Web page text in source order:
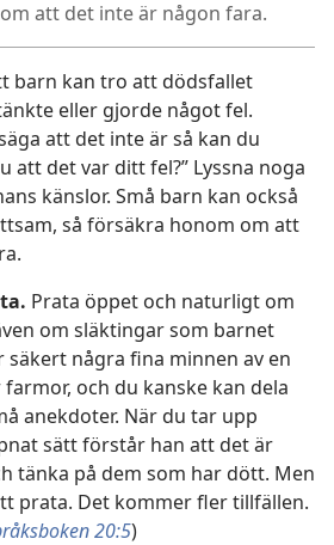
att det inte är någon fara.
barn kan tro att dödsfallet
eller gjorde något fel.
att det inte är så kan du
att det var ditt fel?” Lyssna noga
känslor. Små barn kan också
så försäkra honom om att
Prata öppet och naturligt om
om släktingar som barnet
några fina minnen av en
och du kanske kan dela
anekdoter. När du tar upp
sätt förstår han att det är
tänka på dem som har dött. Men
prata. Det kommer fler tillfällen.
20:5)